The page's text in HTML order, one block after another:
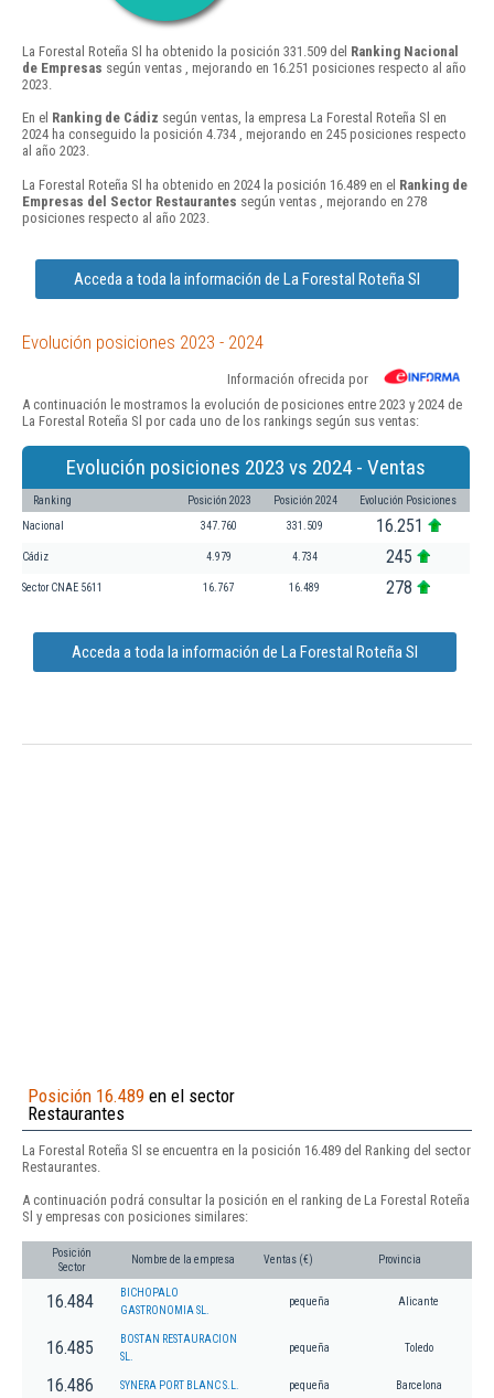
La Forestal Roteña Sl ha obtenido la posición 331.509 del Ranking Nacional
de Empresas según ventas , mejorando en 16.251 posiciones respecto al año
2023.
En el Ranking de Cádiz según ventas, la empresa La Forestal Roteña Sl en
2024 ha conseguido la posición 4.734 , mejorando en 245 posiciones respecto
al año 2023.
La Forestal Roteña Sl ha obtenido en 2024 la posición 16.489 en el Ranking de
Empresas del Sector Restaurantes según ventas , mejorando en 278
posiciones respecto al año 2023.
Acceda a toda la información de La Forestal Roteña Sl
Evolución posiciones 2023 - 2024
Información ofrecida por
A continuación le mostramos la evolución de posiciones entre 2023 y 2024 de
La Forestal Roteña Sl por cada uno de los rankings según sus ventas:
Evolución posiciones 2023 vs 2024 - Ventas
Ranking Posición 2023 Posición 2024 Evolución Posiciones
Nacional 347.760 331.509 16.251
Cádiz 4.979 4.734 245
Sector CNAE 5611 16.767 16.489 278
Acceda a toda la información de La Forestal Roteña Sl
Posición 16.489 en el sector
Restaurantes
La Forestal Roteña Sl se encuentra en la posición 16.489 del Ranking del sector
Restaurantes.
A continuación podrá consultar la posición en el ranking de La Forestal Roteña
Sl y empresas con posiciones similares:
Posición
Sector
Nombre de la empresa Ventas (€) Provincia
16.484
BICHOPALO
GASTRONOMIA SL.
pequeña Alicante
16.485
BOSTAN RESTAURACION
SL.
pequeña Toledo
16.486 SYNERA PORT BLANC S.L. pequeña Barcelona